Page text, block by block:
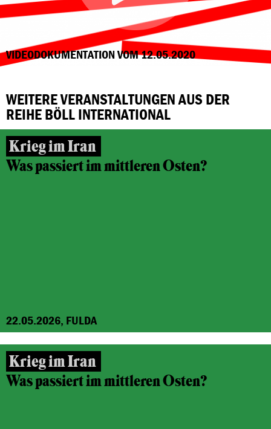
VIDEODOKUMENTATION VOM 12.05.2020
WEITERE VERANSTALTUNGEN AUS DER
REIHE BÖLL INTERNATIONAL
Krieg im Iran
Was passiert im mittleren Osten?
22.05.2026, FULDA
Krieg im Iran
Was passiert im mittleren Osten?